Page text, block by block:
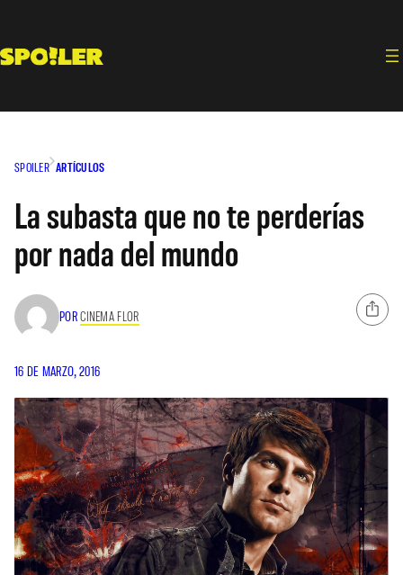
contenido
SPOILER ARTÍCULOS
La subasta que no te perderías
por nada del mundo
PORCINEMA FLOR
16 DE MARZO, 2016